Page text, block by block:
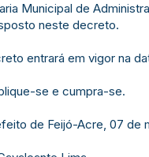
Municipal de
neste decreto.
entrará em vigor na
se e cumpra-se.
de Feijó-Acre, 07 de